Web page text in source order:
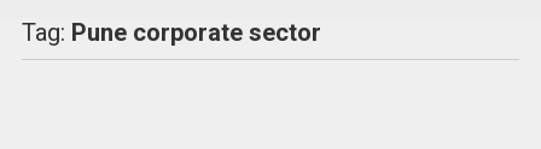
Tag: Pune corporate sector